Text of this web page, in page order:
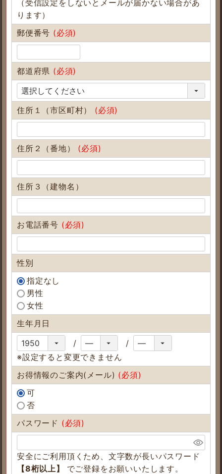
（受信設定をしないとメールが届かない場合があ
ります）
郵便番号 (必須)
都道府県 (必須)
住所１（市区町村） (必須)
住所２（番地） (必須)
住所３（建物名）
お電話番号 (必須)
性別
指定なし
男性
女性
生年月日
※設定すると変更できません
お得情報のご案内(メール) (必須)
可
否
パスワード (必須)
安全にご利用頂くため、文字数が長いパスワード
【8桁以上】 でご登録をお願いいたします。